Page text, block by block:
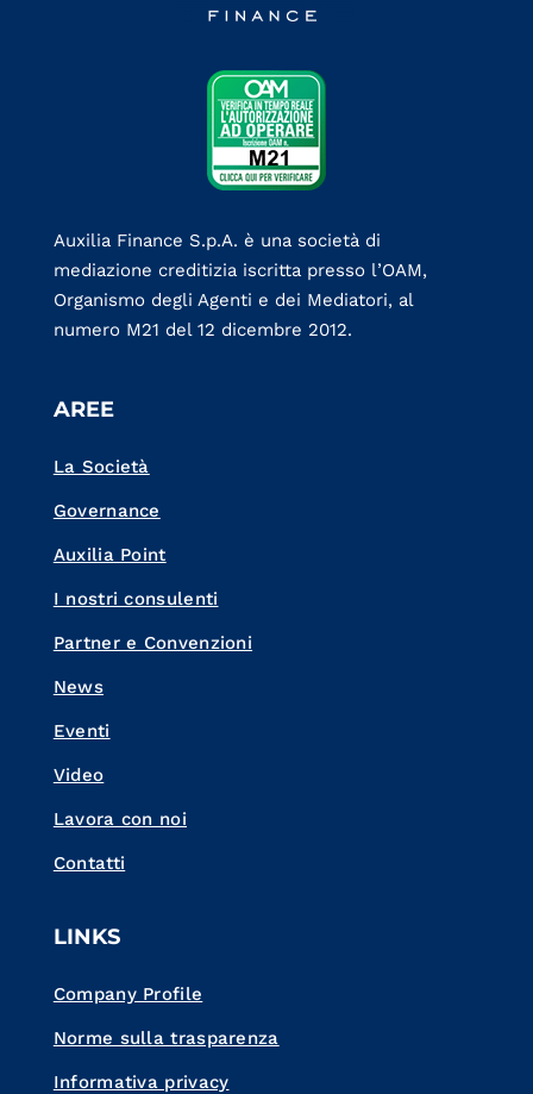
Auxilia Finance S.p.A. è una società di
mediazione creditizia iscritta presso l’OAM,
Organismo degli Agenti e dei Mediatori, al
numero M21 del 12 dicembre 2012.
AREE
La Società
Governance
Auxilia Point
I nostri consulenti
Partner e Convenzioni
News
Eventi
Video
Lavora con noi
Contatti
LINKS
Company Profile
Norme sulla trasparenza
Informativa privacy